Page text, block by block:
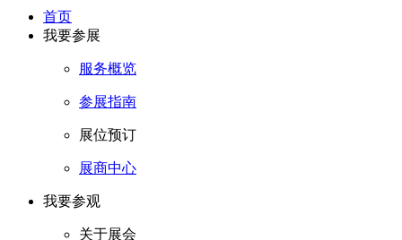
首页
我要参展
服务概览
参展指南
展位预订
展商中心
我要参观
关于展会